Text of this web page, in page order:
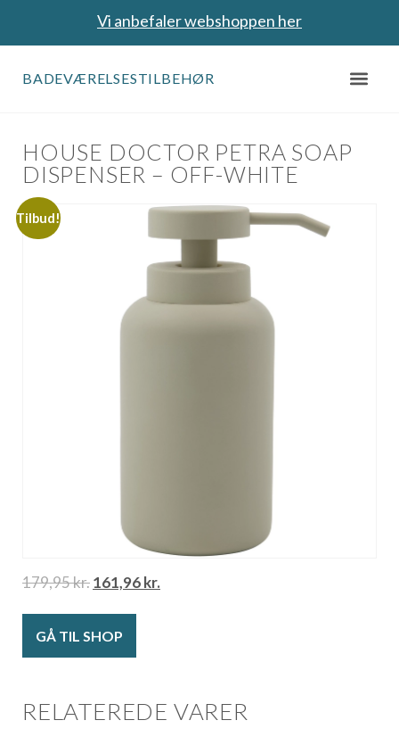
Vi anbefaler webshoppen her
BADEVÆRELSESTILBEHØR
HOUSE DOCTOR PETRA SOAP
DISPENSER – OFF-WHITE
Tilbud!
179,95kr.161,96kr.
GÅ TIL SHOP
RELATEREDE VARER